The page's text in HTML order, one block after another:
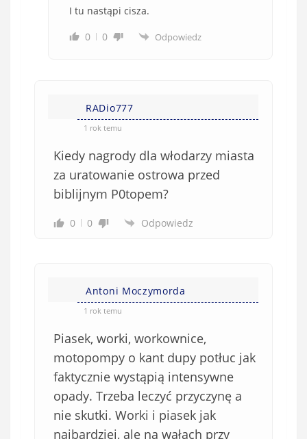
I tu nastąpi cisza.
0
0 Odpowiedz
RADio777
1 rok temu
Kiedy nagrody dla włodarzy miasta
za uratowanie ostrowa przed
biblijnym P0topem?
0 0 Odpowiedz
Antoni Moczymorda
1 rok temu
Piasek, worki, workownice,
motopompy o kant dupy potłuc jak
faktycznie wystąpią intensywne
opady. Trzeba leczyć przyczynę a
nie skutki. Worki i piasek jak
najbardziej, ale na wałach przy